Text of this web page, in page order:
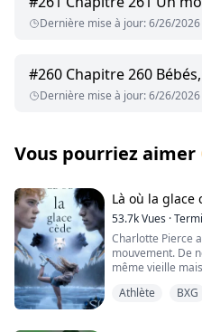
Dernière mise à jour:6/26/2026
#260 Chapitre 260
Dernière mise à jour:6/26/2026
Vous pourriez aimer
Là où la glace
53.7kVues ·
Charlotte Pierce
mouvement. De
même vieille
Charlie. Garder
Athlète BXG